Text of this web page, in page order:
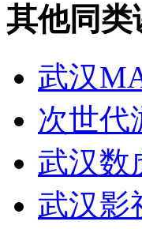
其他同类
武汉
次世代
武汉数
武汉影